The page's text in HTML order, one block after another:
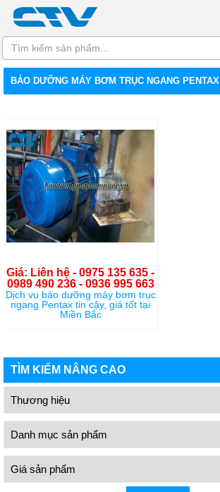
BẢO DƯỠNG MÁY BƠM TRỤC NGANG PENTAX
Giá: Liên hệ - 0975 135 635 -
0989 490 236 - 0936 995 663
Dịch vụ bảo dưỡng máy bơm trục
ngang Pentax tin cậy, giá tốt tại
Miền Bắc
TÌM KIẾM NÂNG CAO